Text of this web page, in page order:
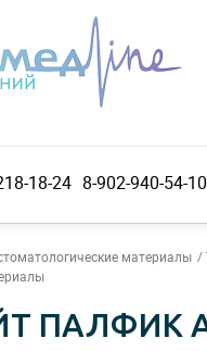
18-24 8-902-940-54-10
материалы
ПАЛФИК